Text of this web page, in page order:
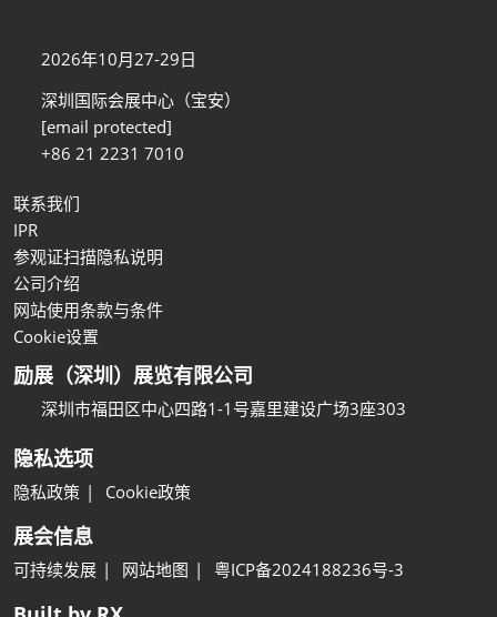
2026年10月27-29日
深圳国际会展中心（宝安）
[email protected]
+86 21 2231 7010
联系我们
IPR
参观证扫描隐私说明
公司介绍
网站使用条款与条件
Cookie设置
励展（深圳）展览有限公司
深圳市福田区中心四路1-1号嘉里建设广场3座303
隐私选项
隐私政策 Cookie政策
展会信息
可持续发展 网站地图 粤ICP备2024188236号-3